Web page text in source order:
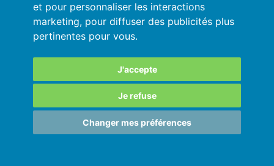
et pour personnaliser les interactions
marketing, pour diffuser des publicités plus
pertinentes pour vous.
J'accepte
Je refuse
Changer mes préférences
Aide en ligne
Importez vos données en automatique
Vos données sont en sécurité
SARL au capital de 180 000€ immatriculée
au RCS de Grenoble 811828987